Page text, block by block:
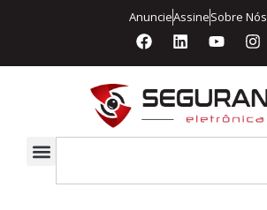
AnuncieAssineSobre Nós